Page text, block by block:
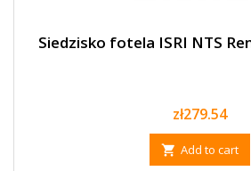
Siedzisko fotela ISRI NTS
Price
zł279.54
 Add to cart